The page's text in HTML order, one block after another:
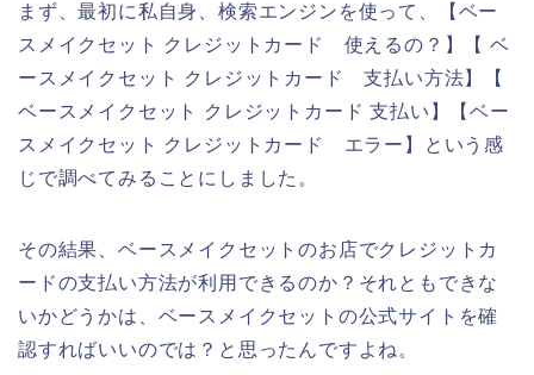
まず、最初に私自身、検索エンジンを使って、【ベー
スメイクセット クレジットカード 使えるの？】【 ベ
ースメイクセット クレジットカード 支払い方法】【
ベースメイクセット クレジットカード 支払い】【ベー
スメイクセット クレジットカード エラー】という感
じで調べてみることにしました。
その結果、ベースメイクセットのお店でクレジットカ
ードの支払い方法が利用できるのか？それともできな
いかどうかは、ベースメイクセットの公式サイトを確
認すればいいのでは？と思ったんですよね。